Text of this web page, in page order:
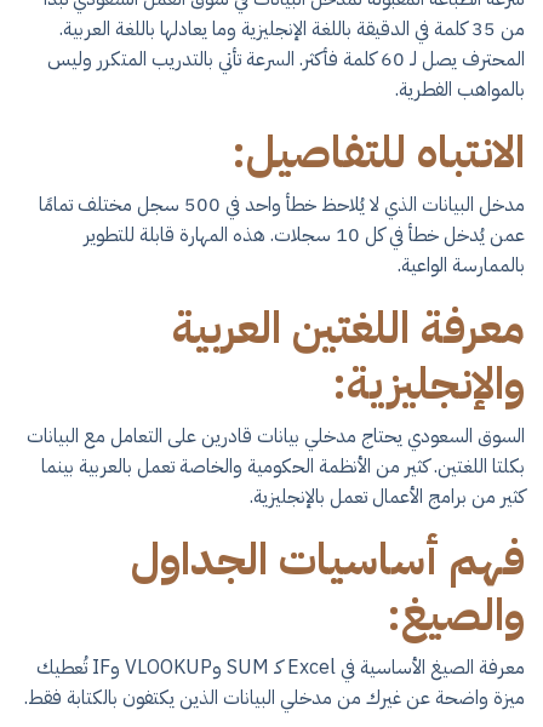
من 35 كلمة في الدقيقة باللغة الإنجليزية وما يعادلها باللغة العربية.
المحترف يصل لـ 60 كلمة فأكثر. السرعة تأتي بالتدريب المتكرر وليس
بالمواهب الفطرية.
الانتباه للتفاصيل:
مدخل البيانات الذي لا يُلاحظ خطأ واحد في 500 سجل مختلف تمامًا
عمن يُدخل خطأ في كل 10 سجلات. هذه المهارة قابلة للتطوير
بالممارسة الواعية.
معرفة اللغتين العربية
والإنجليزية:
السوق السعودي يحتاج مدخلي بيانات قادرين على التعامل مع البيانات
بكلتا اللغتين. كثير من الأنظمة الحكومية والخاصة تعمل بالعربية بينما
كثير من برامج الأعمال تعمل بالإنجليزية.
فهم أساسيات الجداول
والصيغ:
معرفة الصيغ الأساسية في Excel كـ SUM وVLOOKUP وIF تُعطيك
ميزة واضحة عن غيرك من مدخلي البيانات الذين يكتفون بالكتابة فقط.